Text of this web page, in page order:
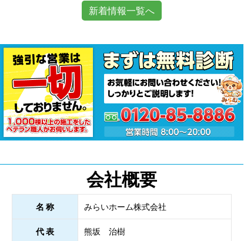
新着情報一覧へ
会社概要
名 称 みらいホーム株式会社
代 表 熊坂 治樹